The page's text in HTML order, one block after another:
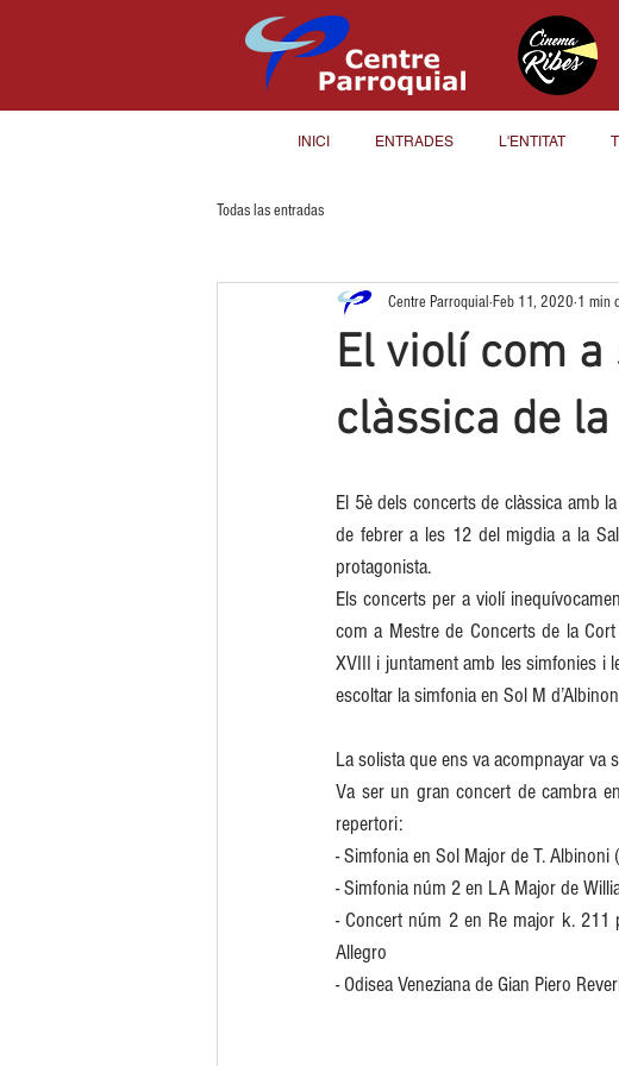
INICI ENTRADES L'ENTITAT
Todas las entradas
El violí com
clàssica de
Centre Parroquial Feb 11, 2020 1 min
El 5è dels concerts de clàssica amb
de febrer a les 12 del migdia a la
protagonista.
Els concerts per a violí
com a Mestre de Concerts de la
XVIII i juntament amb les simfonies i
escoltar la simfonia en Sol M
La solista que ens va acompnayar va
Va ser un gran concert de cambra
repertori:
- Simfonia en Sol Major de T.
- Simfonia núm 2 en LA Major de
- Concert núm 2 en Re major k. 211
Allegro
- Odisea Veneziana de Gian Piero